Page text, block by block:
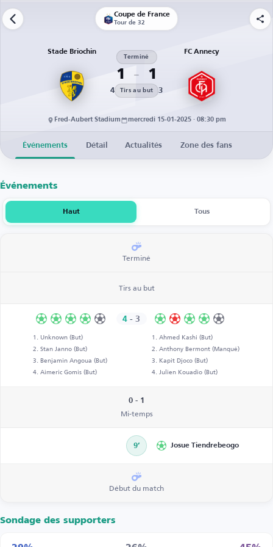
Coupe de France
Tour de 32
Stade Briochin
1
Terminé
1
4 Tirs au but 3
FC Annecy
Fred-Aubert Stadium mercredi 15-01-2025 · 08:30 pm
Événements Détail Actualités Zone des fans
Événements
Haut Tous
Terminé
Tirs au but
Unknown (But)
Stan Janno (But)
Benjamin Angoua (But)
Aimeric Gomis (But)
4 - 3
Ahmed Kashi (But)
Anthony Bermont (Manqué)
Kapit Djoco (But)
Julien Kouadio (But)
0 - 1
Mi-temps
9’ Josue Tiendrebeogo
Début du match
Sondage des supporters